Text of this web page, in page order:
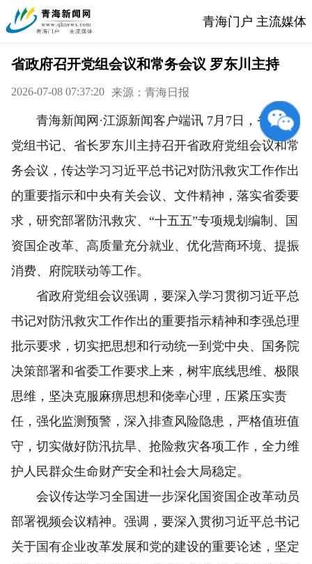
青海门户 主流媒体
省政府召开党组会议和常务会议 罗东川主持
2026-07-08 07:37:20 来源：青海日报
青海新闻网·江源新闻客户端讯 7月7日，省政府
党组书记、省长罗东川主持召开省政府党组会议和常
务会议，传达学习习近平总书记对防汛救灾工作作出
的重要指示和中央有关会议、文件精神，落实省委要
求，研究部署防汛救灾、“十五五”专项规划编制、国
资国企改革、高质量充分就业、优化营商环境、提振
消费、府院联动等工作。
省政府党组会议强调，要深入学习贯彻习近平总
书记对防汛救灾工作作出的重要指示精神和李强总理
批示要求，切实把思想和行动统一到党中央、国务院
决策部署和省委工作要求上来，树牢底线思维、极限
思维，坚决克服麻痹思想和侥幸心理，压紧压实责
任，强化监测预警，深入排查风险隐患，严格值班值
守，切实做好防汛抗旱、抢险救灾各项工作，全力维
护人民群众生命财产安全和社会大局稳定。
会议传达学习全国进一步深化国资国企改革动员
部署视频会议精神。强调，要深入贯彻习近平总书记
关于国有企业改革发展和党的建设的重要论述，坚定